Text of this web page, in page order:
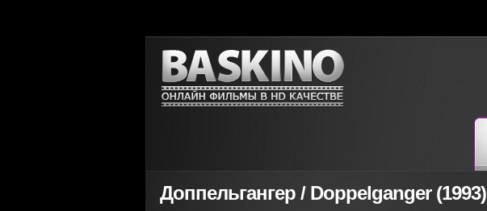
Доппельгангер / Doppelganger (1993)